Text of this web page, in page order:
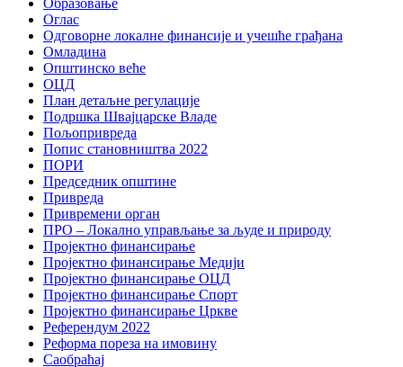
Оглас
Одговорне локалне финансије и учешће грађана
Омладина
Општинско веће
ОЦД
План детаљне регулације
Подршка Швајцарске Владе
Пољопривреда
Попис становништва 2022
ПОРИ
Председник општине
Привреда
Привремени орган
ПРО – Локално управљање за људе и природу
Пројектно финансирање
Пројектно финансирање Медији
Пројектно финансирање ОЦД
Пројектно финансирање Спорт
Пројектно финансирање Цркве
Референдум 2022
Реформа пореза на имовину
Саобраћај